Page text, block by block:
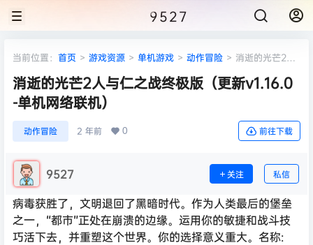
9527
当前位置： 首页 > 游戏资源 > 单机游戏 > 动作冒险 > 消逝的光芒2人
消逝的光芒2人与仁之战终极版（更新v1.16.0
-单机网络联机）
动作冒险 2 年前 0 前往下载
9527 关注 私信
病毒获胜了，文明退回了黑暗时代。作为人类最后的堡垒
之一，“都市”正处在崩溃的边缘。运用你的敏捷和战斗技
巧活下去，并重塑这个世界。你的选择意义重大。名称: